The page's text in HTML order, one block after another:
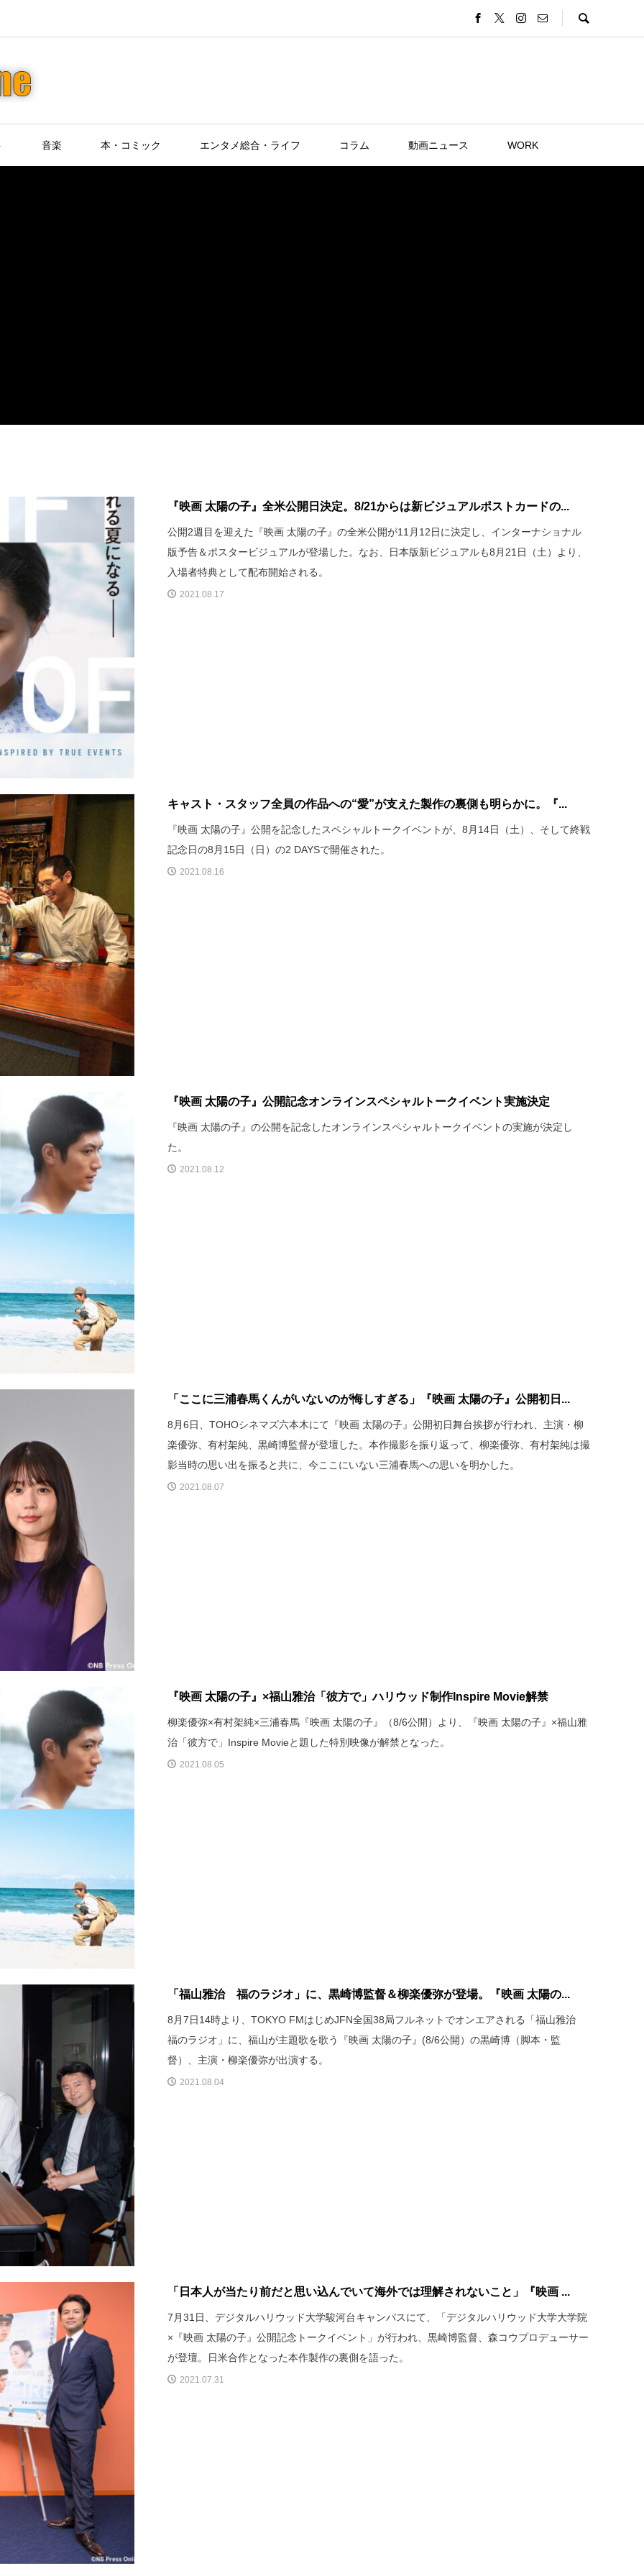
音楽 本・コミック エンタメ総合・ライフ コラム 動画ニュース WORK
『映画 太陽の子』全米公開日決定。8/21からは新ビジュアルポストカードの...
公開2週目を迎えた『映画 太陽の子』の全米公開が11月12日に決定し、インターナショナル
版予告＆ポスタービジュアルが登場した。なお、日本版新ビジュアルも8月21日（土）より、
入場者特典として配布開始される。
2021.08.17
キャスト・スタッフ全員の作品への“愛”が支えた製作の裏側も明らかに。『...
『映画 太陽の子』公開を記念したスペシャルトークイベントが、8月14日（土）、そして終戦
記念日の8月15日（日）の2 DAYSで開催された。
2021.08.16
『映画 太陽の子』公開記念オンラインスペシャルトークイベント実施決定
『映画 太陽の子』の公開を記念したオンラインスペシャルトークイベントの実施が決定し
た。
2021.08.12
「ここに三浦春馬くんがいないのが悔しすぎる」『映画 太陽の子』公開初日...
8月6日、TOHOシネマズ六本木にて『映画 太陽の子』公開初日舞台挨拶が行われ、主演・柳
楽優弥、有村架純、黒崎博監督が登壇した。本作撮影を振り返って、柳楽優弥、有村架純は撮
影当時の思い出を振ると共に、今ここにいない三浦春馬への思いを明かした。
2021.08.07
『映画 太陽の子』×福山雅治「彼方で」ハリウッド制作Inspire Movie解禁
柳楽優弥×有村架純×三浦春馬『映画 太陽の子』（8/6公開）より、『映画 太陽の子』×福山雅
治「彼方で」Inspire Movieと題した特別映像が解禁となった。
2021.08.05
「福山雅治 福のラジオ」に、黒崎博監督＆柳楽優弥が登場。『映画 太陽の...
8月7日14時より、TOKYO FMはじめJFN全国38局フルネットでオンエアされる「福山雅治
福のラジオ」に、福山が主題歌を歌う『映画 太陽の子』(8/6公開）の黒崎博（脚本・監
督）、主演・柳楽優弥が出演する。
2021.08.04
「日本人が当たり前だと思い込んでいて海外では理解されないこと」『映画 ...
7月31日、デジタルハリウッド大学駿河台キャンパスにて、「デジタルハリウッド大学大学院
×『映画 太陽の子』公開記念トークイベント」が行われ、黒崎博監督、森コウプロデューサー
が登壇。日米合作となった本作製作の裏側を語った。
2021.07.31